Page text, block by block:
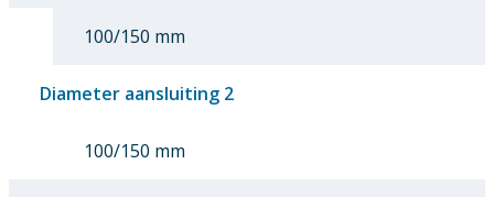
100/150 mm
Diameter aansluiting 2
100/150 mm